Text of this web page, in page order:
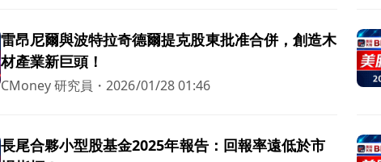
雷昂尼爾與波特拉奇德爾提克股東批准合併，創造木
材產業新巨頭！
CMoney 研究員 ・2026/01/28 01:46
長尾合夥小型股基金2025年報告：回報率遠低於市